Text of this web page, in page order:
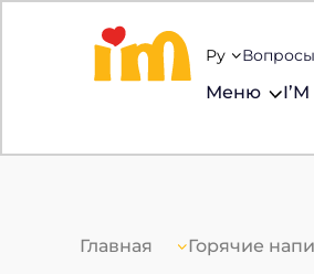
Ру
Меню
Главная Горячие